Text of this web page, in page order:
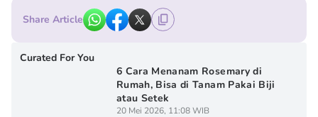
Share Article
Curated For You
6 Cara Menanam Rosemary di
Rumah, Bisa di Tanam Pakai Biji
atau Setek
20 Mei 2026, 11:08 WIB